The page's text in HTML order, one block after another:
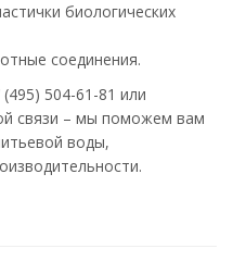
биологических
соединения.
504-61-81 или
связи – мы поможем вам
воды,